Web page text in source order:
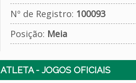
Nº de Registro: 100093
Posição: Meia
- JOGOS OFICIAIS